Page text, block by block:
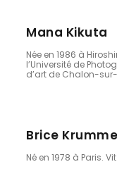
Mana Kikuta
Née en 1986 à
l’Université de
d’art de Chalon-
Brice
Né en 1978 à Paris.